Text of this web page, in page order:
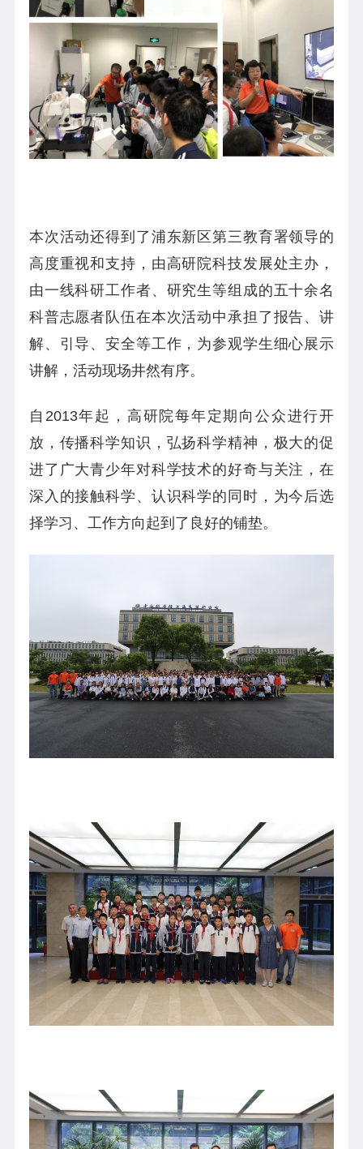
本次活动还得到了浦东新区第三教育署领导的
高度重视和支持，由高研院科技发展处主办，
由一线科研工作者、研究生等组成的五十余名
科普志愿者队伍在本次活动中承担了报告、讲
解、引导、安全等工作，为参观学生细心展示
讲解，活动现场井然有序。
自 2013年起，高研院每年定期向公众进行开
放，传播科学知识，弘扬科学精神，极大的促
进了广大青少年对科学技术的好奇与关注，在
深入的接触科学、认识科学的同时，为今后选
择学习、工作方向起到了良好的铺垫。